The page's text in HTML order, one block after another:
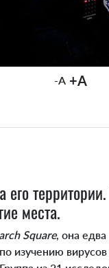
-A +A
места.
Square, она едва
изучению вирусов